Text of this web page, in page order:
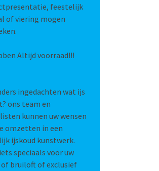
feestelijk
of viering mogen
Altijd voorraad!!!
ingedachten wat ijs
ons team en
kunnen uw wensen
omzetten in een
ijskoud kunstwerk.
speciaals voor uw
of bruiloft of exclusief